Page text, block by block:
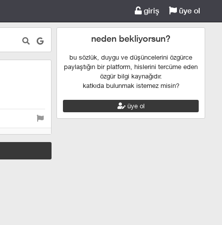
giriş üye ol
neden bekliyorsun?
bu sözlük, duygu ve düşüncelerini özgürce
paylaştığın bir platform, hislerini tercüme eden
özgür bilgi kaynağıdır.
katkıda bulunmak istemez misin?
üye ol